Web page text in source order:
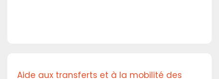
Aide aux transferts et à la mobilité des